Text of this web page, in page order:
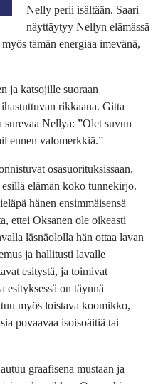
Nelly perii isältään. Saari
näyttäytyy Nellyn elämässä
tämän energiaa imevänä,
ja katsojille suoraan
rikkaana. Gitta
surevaa Nellya: ”Olet suvun
ennen valomerkkiä.”
osasuorituksissaan.
elämän koko tunnekirjo.
hänen ensimmäisensä
ettei Oksanen ole oikeasti
läsnäololla hän ottaa lavan
ja hallitusti lavalle
esitystä, ja toimivat
esityksessä on täynnä
myös loistava koomikko,
povaavaa isoisoäitiä tai
graafisena mustaan ja